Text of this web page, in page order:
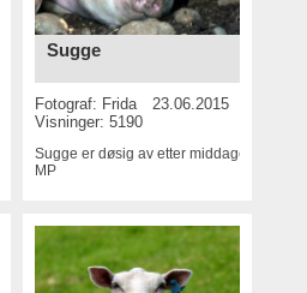
Sugge
Fotograf: Frida
23.06.2015
Visninger: 5190
Sugge er døsig av etter middagen
MP